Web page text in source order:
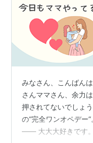
みなさん、こんばん
さんママさん、余力
押されてないでしょ
の“完全ワンオペデー
—— 大大大好きです